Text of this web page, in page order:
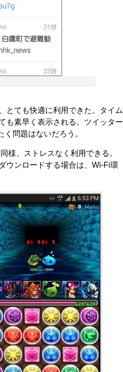
とても快適に利用できた。タイム
も素早く表示される。ツイッター
問題はないだろう。
様、ストレスなく利用できる。
ウンロードする場合は、Wi-Fi環